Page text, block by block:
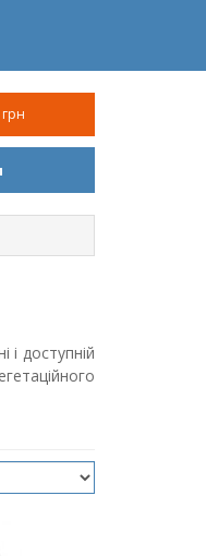
грн
і доступній